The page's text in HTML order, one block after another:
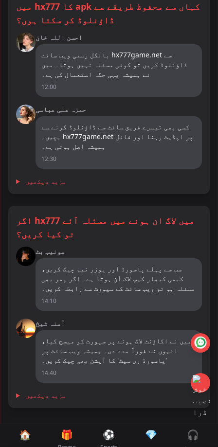
میں hx777 کا apk کہاں سے محفوظ طریقے سے
ڈاؤنلوڈ کر سکتا ہوں؟
احسن اللہ خان
بالکل رسمی ویب سائٹ hx777game.net سے
ڈاؤنلوڈ کریں تو کوئی مسئلہ نہیں ہوتا۔ میں
نے ہمیشہ یہی جگہ استعمال کی ہے۔
12:00
حمزہ علی عباسی
کسی بھی تیسرے فریق سائٹ سے ڈاؤنلوڈ کرنے سے
بچیں۔ hx777game.net پر اپڈیٹ رہنا اور فائل
ہمیشہ اصل ہوتی ہے۔
12:30
مزید دیکھیں
اگر hx777 میں لاگ ان ہونے میں مسئلہ آئے
تو کیا کریں؟
مونیب بٹ
سب سے پہلے پاسورڈ اور یوزر نیم چیک کریں،
کبھی کبھار کیپ لاک آن ہوتا ہے۔ اگر پھر بھی
مسئلہ ہو تو ویب سائٹ کے سپورٹ سے رابطہ کریں۔
14:10
آمنہ شیخ
میں نے اکاؤنٹ لاک ہونے پر سپورٹ کو میسج کیا،
انہوں نے فوراً مدد دی۔ ہمیشہ ویب سائٹ پر
'پاسورڈ ری سیٹ' کا آپشن بھی چیک کریں۔
14:40
مزید دیکھیں
🏠 🎁 ⚽ 💎 🎧